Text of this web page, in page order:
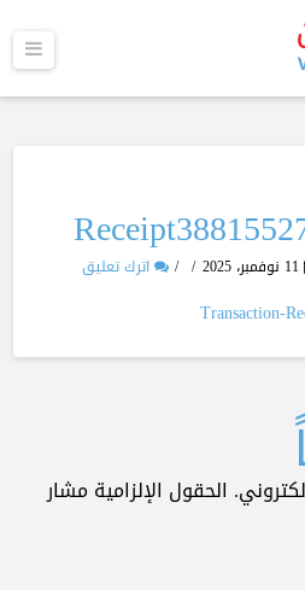
11 نوفمبر، 2025 اترك تعليق
Transaction-
الحقول الإلزامية مشار